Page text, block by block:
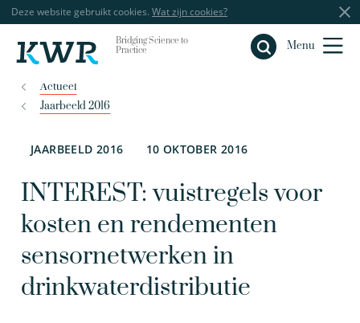
Deze website gebruikt cookies. Wat zijn cookies?
Bridging Science to
Practice
Menu
Sluiten
Actueel
Jaarbeeld 2016
JAARBEELD 2016 10 OKTOBER 2016
INTEREST: vuistregels voor
kosten en rendementen
sensornetwerken in
drinkwaterdistributie